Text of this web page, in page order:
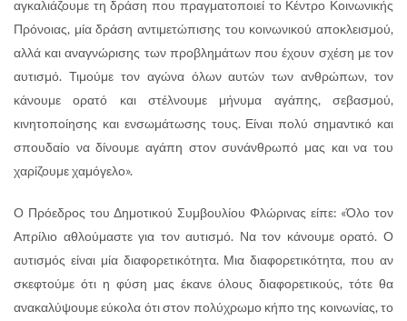
αγκαλιάζουμε τη δράση που πραγματοποιεί το Κέντρο Κοινωνικής
Πρόνοιας, μία δράση αντιμετώπισης του κοινωνικού αποκλεισμού,
αλλά και αναγνώρισης των προβλημάτων που έχουν σχέση με τον
αυτισμό. Τιμούμε τον αγώνα όλων αυτών των ανθρώπων, τον
κάνουμε ορατό και στέλνουμε μήνυμα αγάπης, σεβασμού,
κινητοποίησης και ενσωμάτωσης τους. Είναι πολύ σημαντικό και
σπουδαίο να δίνουμε αγάπη στον συνάνθρωπό μας και να του
χαρίζουμε χαμόγελο».
Ο Πρόεδρος του Δημοτικού Συμβουλίου Φλώρινας είπε: «Όλο τον
Απρίλιο αθλούμαστε για τον αυτισμό. Να τον κάνουμε ορατό. Ο
αυτισμός είναι μία διαφορετικότητα. Μια διαφορετικότητα, που αν
σκεφτούμε ότι η φύση μας έκανε όλους διαφορετικούς, τότε θα
ανακαλύψουμε εύκολα ότι στον πολύχρωμο κήπο της κοινωνίας, το